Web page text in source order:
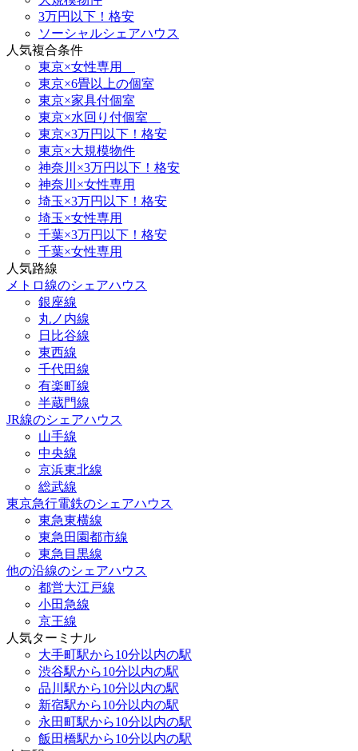
3万円以下！格安
ソーシャルシェアハウス
人気複合条件
東京×女性専用
東京×6畳以上の個室
東京×家具付個室
東京×水回り付個室
東京×3万円以下！格安
東京×大規模物件
神奈川×3万円以下！格安
神奈川×女性専用
埼玉×3万円以下！格安
埼玉×女性専用
千葉×3万円以下！格安
千葉×女性専用
人気路線
メトロ線のシェアハウス
銀座線
丸ノ内線
日比谷線
東西線
千代田線
有楽町線
半蔵門線
JR線のシェアハウス
山手線
中央線
京浜東北線
総武線
東京急行電鉄のシェアハウス
東急東横線
東急田園都市線
東急目黒線
他の沿線のシェアハウス
都営大江戸線
小田急線
京王線
人気ターミナル
大手町駅から10分以内の駅
渋谷駅から10分以内の駅
品川駅から10分以内の駅
新宿駅から10分以内の駅
永田町駅から10分以内の駅
飯田橋駅から10分以内の駅